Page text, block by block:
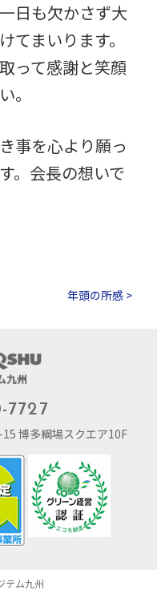
日も欠かさず大
てまいります。
って感謝と笑顔
。
事を心より願っ
。会長の想いで
年頭の所感 >
7727
博多綱場スクエア10F
テム九州